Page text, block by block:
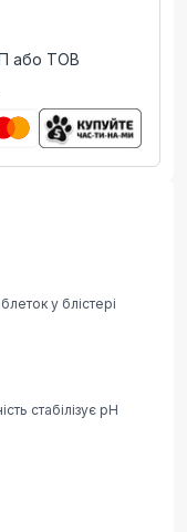
або ТОВ
у блістері
стабілізує pH